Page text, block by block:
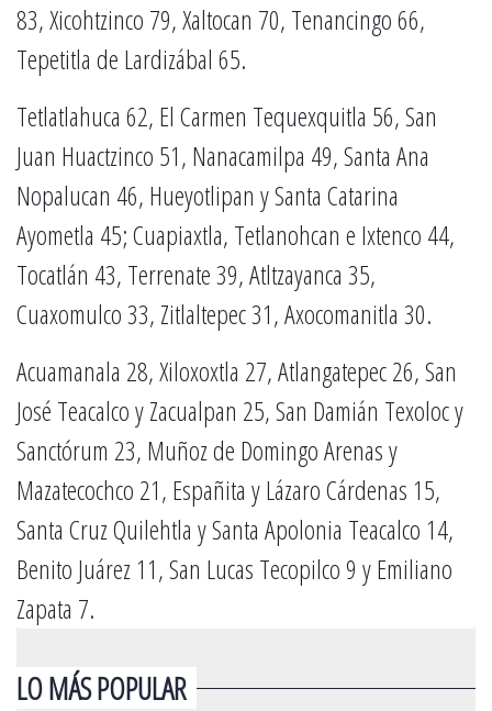
83, Xicohtzinco 79, Xaltocan 70, Tenancingo 66,
Tepetitla de Lardizábal 65.
Tetlatlahuca 62, El Carmen Tequexquitla 56, San
Juan Huactzinco 51, Nanacamilpa 49, Santa Ana
Nopalucan 46, Hueyotlipan y Santa Catarina
Ayometla 45; Cuapiaxtla, Tetlanohcan e Ixtenco 44,
Tocatlán 43, Terrenate 39, Atltzayanca 35,
Cuaxomulco 33, Zitlaltepec 31, Axocomanitla 30.
Acuamanala 28, Xiloxoxtla 27, Atlangatepec 26, San
José Teacalco y Zacualpan 25, San Damián Texoloc y
Sanctórum 23, Muñoz de Domingo Arenas y
Mazatecochco 21, Españita y Lázaro Cárdenas 15,
Santa Cruz Quilehtla y Santa Apolonia Teacalco 14,
Benito Juárez 11, San Lucas Tecopilco 9 y Emiliano
Zapata 7.
LO MÁS POPULAR